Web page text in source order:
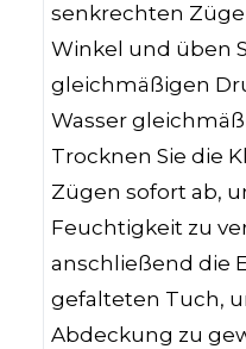
senkrechten
Winkel und üben
gleichmäßigen
Wasser
Trocknen Sie die
Zügen sofort ab,
Feuchtigkeit zu
anschließend die
gefalteten Tuch,
Abdeckung zu